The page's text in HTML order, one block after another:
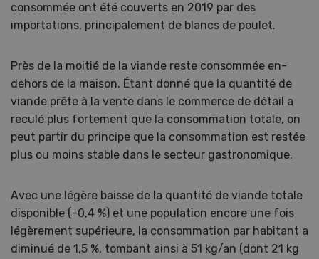
consommée ont été couverts en 2019 par des
importations, principalement de blancs de poulet.
Près de la moitié de la viande reste consommée en-
dehors de la maison. Étant donné que la quantité de
viande prête à la vente dans le commerce de détail a
reculé plus fortement que la consommation totale, on
peut partir du principe que la consommation est restée
plus ou moins stable dans le secteur gastronomique.
Avec une légère baisse de la quantité de viande totale
disponible (-0,4 %) et une population encore une fois
légèrement supérieure, la consommation par habitant a
diminué de 1,5 %, tombant ainsi à 51 kg/an (dont 21 kg